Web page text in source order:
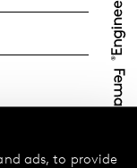
ads, to provide